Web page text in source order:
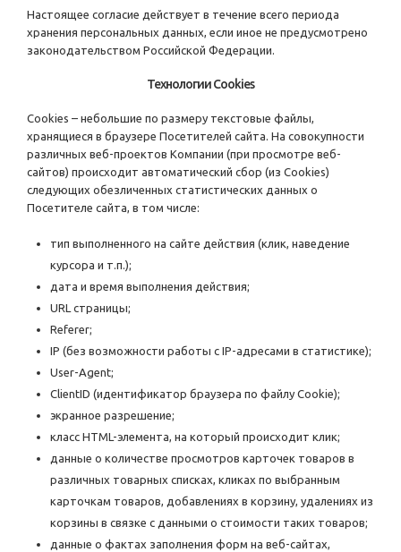
Настоящее согласие действует в течение всего периода
хранения персональных данных, если иное не предусмотрено
законодательством Российской Федерации.
Технологии Cookies
Cookies – небольшие по размеру текстовые файлы,
хранящиеся в браузере Посетителей сайта. На совокупности
различных веб-проектов Компании (при просмотре веб-
сайтов) происходит автоматический сбор (из Cookies)
следующих обезличенных статистических данных о
Посетителе сайта, в том числе:
тип выполненного на сайте действия (клик, наведение
курсора и т.п.);
дата и время выполнения действия;
URL страницы;
Referer;
IP (без возможности работы с IP-адресами в статистике);
User-Agent;
ClientID (идентификатор браузера по файлу Cookie);
экранное разрешение;
класс HTML-элемента, на который происходит клик;
данные о количестве просмотров карточек товаров в
различных товарных списках, кликах по выбранным
карточкам товаров, добавлениях в корзину, удалениях из
корзины в связке с данными о стоимости таких товаров;
данные о фактах заполнения форм на веб-сайтах,